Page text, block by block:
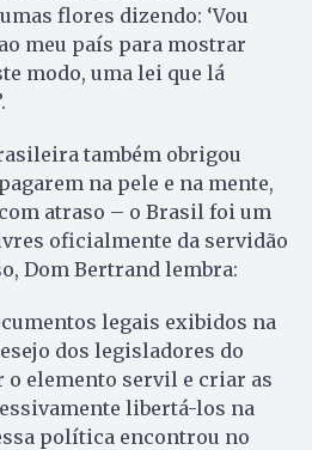
flores dizendo: ‘Vou
meu país para mostrar
modo, uma lei que lá
também obrigou
na pele e na mente,
atraso – o Brasil foi um
oficialmente da servidão
Dom Bertrand lembra:
legais exibidos na
dos legisladores do
o elemento servil e criar as
libertá-los na
política encontrou no